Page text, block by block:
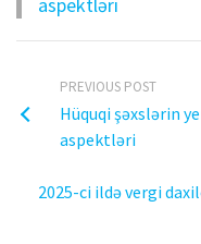
aspektləri
PREVIOUS POST
Hüquqi şəxslərin
aspektləri
2025-ci ildə vergi